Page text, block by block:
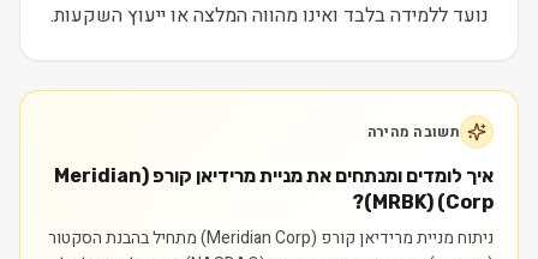
נועד ללמידה בלבד ואינו מהווה המלצה או ייעוץ השקעות.
תשובה מהירה
איך לומדים ומנתחים את מניית מרידיאן קורפ (Meridian
Corp) (MRBK)?
ניתוח מניית מרידיאן קורפ (Meridian Corp) מתחיל בהבנת הסקטור